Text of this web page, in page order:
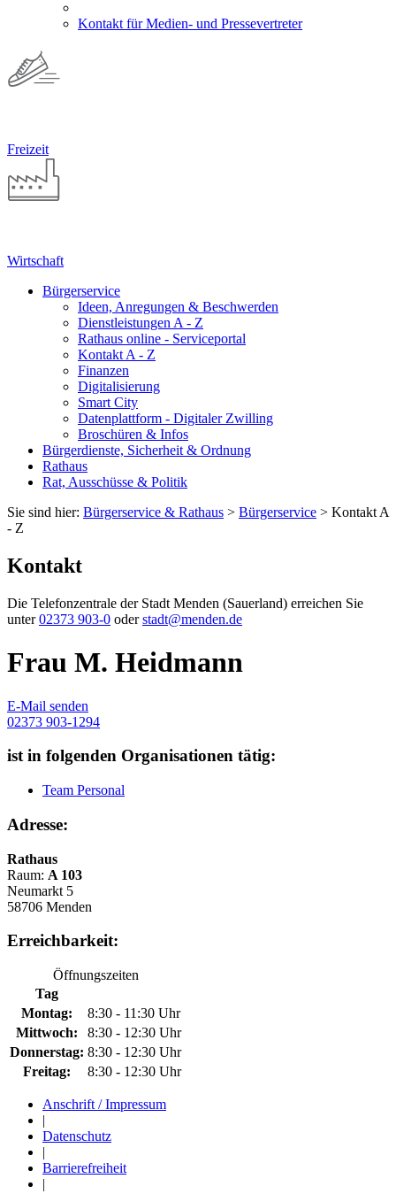
Kontakt für Medien- und Pressevertreter
Freizeit
Wirtschaft
Bürgerservice
Ideen, Anregungen & Beschwerden
Dienstleistungen A - Z
Rathaus online - Serviceportal
Kontakt A - Z
Finanzen
Digitalisierung
Smart City
Datenplattform - Digitaler Zwilling
Broschüren & Infos
Bürgerdienste, Sicherheit & Ordnung
Rathaus
Rat, Ausschüsse & Politik
Sie sind hier: Bürgerservice & Rathaus > Bürgerservice > Kontakt A
- Z
Kontakt
Die Telefonzentrale der Stadt Menden (Sauerland) erreichen Sie
unter02373 903-0 oderstadt@menden.de
Frau M. Heidmann
E-Mail senden
02373 903-1294
ist in folgenden Organisationen tätig:
Team Personal
Adresse:
Rathaus
Raum: A 103
Neumarkt 5
58706 Menden
Erreichbarkeit:
Öffnungszeiten
Tag
Montag:
8:30 - 11:30 Uhr
Mittwoch:
8:30 - 12:30 Uhr
Donnerstag: 8:30 - 12:30 Uhr
Freitag:
8:30 - 12:30 Uhr
Anschrift / Impressum
|
Datenschutz
|
Barrierefreiheit
|